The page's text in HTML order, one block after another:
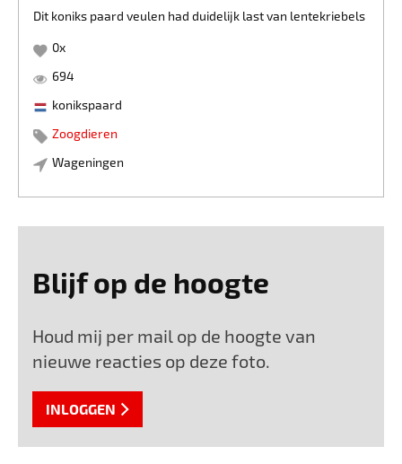
Dit koniks paard veulen had duidelijk last van lentekriebels
0x
694
konikspaard
Zoogdieren
Wageningen
Blijf op de hoogte
Houd mij per mail op de hoogte van
nieuwe reacties op deze foto.
INLOGGEN